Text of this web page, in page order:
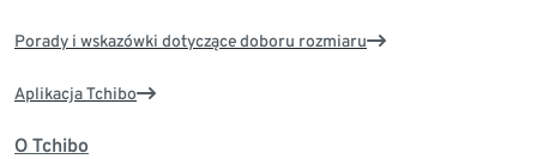
Porady i wskazówki dotyczące doboru rozmiaru
Aplikacja Tchibo
O Tchibo